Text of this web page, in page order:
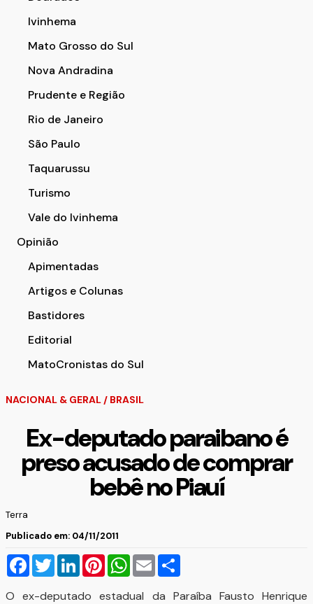
Ivinhema
Mato Grosso do Sul
Nova Andradina
Prudente e Região
Rio de Janeiro
São Paulo
Taquarussu
Turismo
Vale do Ivinhema
Opinião
Apimentadas
Artigos e Colunas
Bastidores
Editorial
MatoCronistas do Sul
NACIONAL & GERAL / BRASIL
Ex-deputado paraibano é
preso acusado de comprar
bebê no Piauí
Terra
Publicado em: 04/11/2011
Facebook
TwitterLinkedInPinterestWhatsApp
Email
O ex-deputado estadual da Paraíba Fausto Henrique